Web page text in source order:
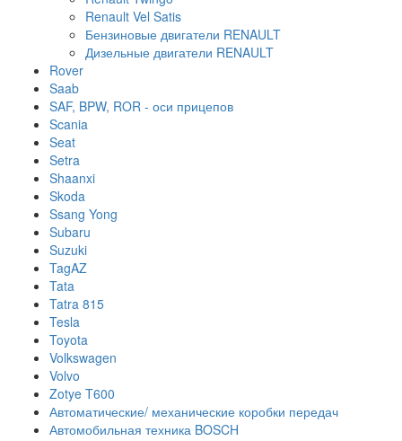
Renault Vel Satis
Бензиновые двигатели RENAULT
Дизельные двигатели RENAULT
Rover
Saab
SAF, BPW, ROR - оси прицепов
Scania
Seat
Setra
Shaanxi
Skoda
Ssang Yong
Subaru
Suzuki
TagAZ
Tata
Tatra 815
Tesla
Toyota
Volkswagen
Volvo
Zotye T600
Автоматические/ механические коробки передач
Автомобильная техника BOSCH